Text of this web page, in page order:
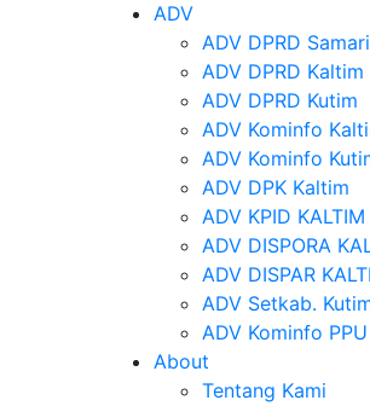
ADV
ADV DPRD
ADV DPRD Kaltim
ADV DPRD Kutim
ADV Kominfo
ADV Kominfo
ADV DPK Kaltim
ADV KPID KALTIM
ADV DISPORA
ADV DISPAR
ADV Setkab.
ADV Kominfo PPU
About
Tentang Kami